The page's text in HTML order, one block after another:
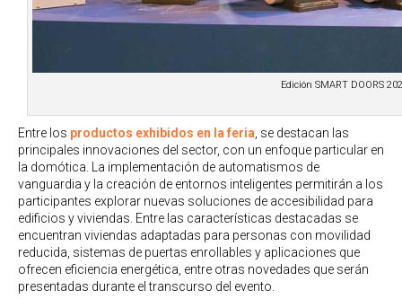
Edición SMART DOORS
Entre los productos exhibidos en la feria , se destacan las
principales innovaciones del sector, con un enfoque particular en
la domótica. La implementación de automatismos de
vanguardia y la creación de entornos inteligentes permitirán a los
participantes explorar nuevas soluciones de accesibilidad para
edificios y viviendas. Entre las características destacadas se
encuentran viviendas adaptadas para personas con movilidad
reducida, sistemas de puertas enrollables y aplicaciones que
ofrecen eficiencia energética, entre otras novedades que serán
presentadas durante el transcurso del evento.